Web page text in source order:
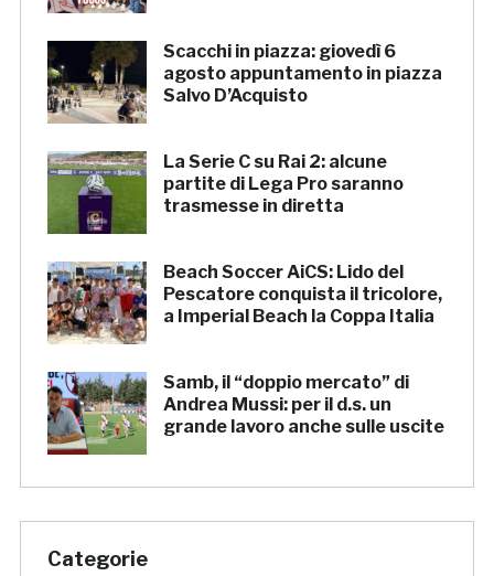
Scacchi in piazza: giovedì 6
agosto appuntamento in piazza
Salvo D’Acquisto
La Serie C su Rai 2: alcune
partite di Lega Pro saranno
trasmesse in diretta
Beach Soccer AiCS: Lido del
Pescatore conquista il tricolore,
a Imperial Beach la Coppa Italia
Samb, il “doppio mercato” di
Andrea Mussi: per il d.s. un
grande lavoro anche sulle uscite
Categorie